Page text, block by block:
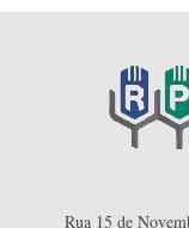
Rua 15 de